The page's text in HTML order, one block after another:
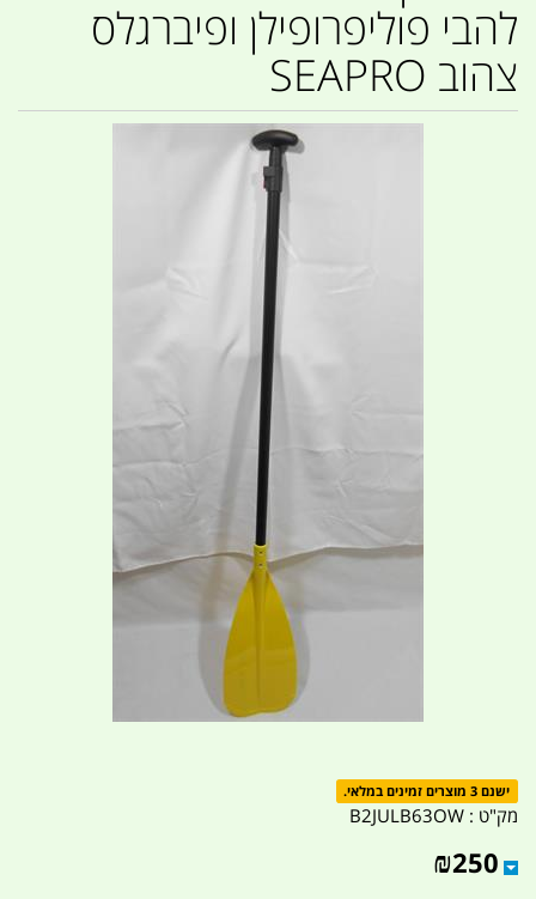
להבי פוליפרופילן ופיברגלס
צהוב SEAPRO
ישנם 3 מוצרים זמינים במלאי.
מק"ט : B2JULB63OW
₪250